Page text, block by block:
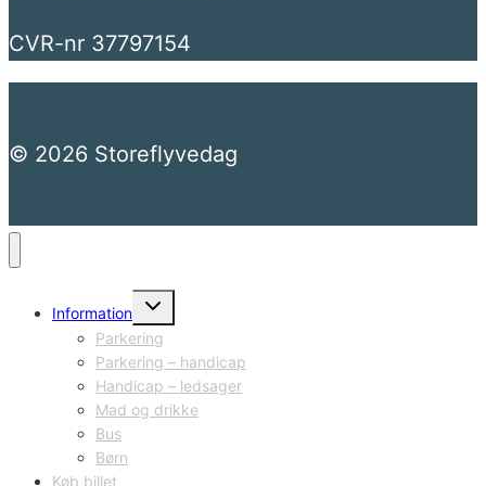
CVR-nr 37797154
© 2026 Storeflyvedag
Information
Skift
Parkering
Parkering – handicap
Handicap – ledsager
Mad og drikke
Bus
Børn
Køb billet